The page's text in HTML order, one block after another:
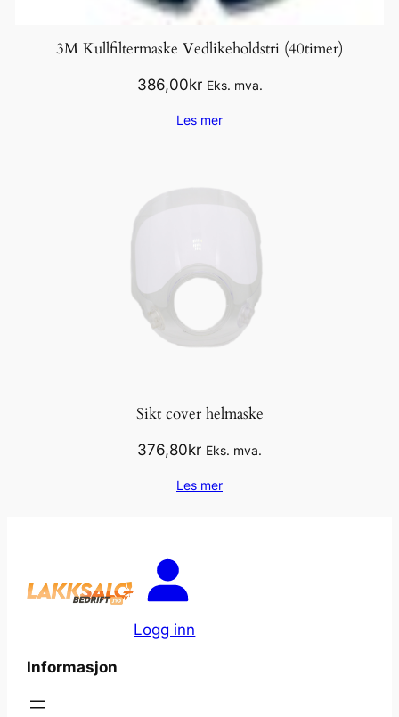
3M Kullfiltermaske Vedlikeholdstri (40timer)
386,00kr Eks. mva.
Les mer
Sikt cover helmaske
376,80kr Eks. mva.
Les mer
Logg inn
Informasjon